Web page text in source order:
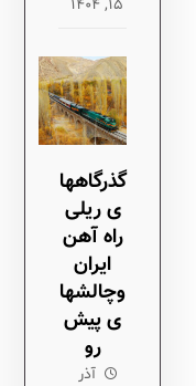
۱۵, ۱۴۰۴
گذرگاهها
ی ریلی
راه آهن
ایران
وچالشها
ی پیش
رو
آذر